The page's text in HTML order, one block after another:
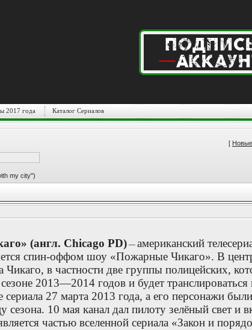
2017 года Каталог Сериалов
[
my city")
(англ. Chicago PD) — американский
спин-оффом шоу «Пожарные Чикаго». В
Чикаго, в частности две группы полицейских,
2013—2014 годов и будет транслироваться
сериала 27 марта 2013 года, а его персонажи
10 мая канал дал пилоту зелёный свет и
частью вселенной сериала «Закон и